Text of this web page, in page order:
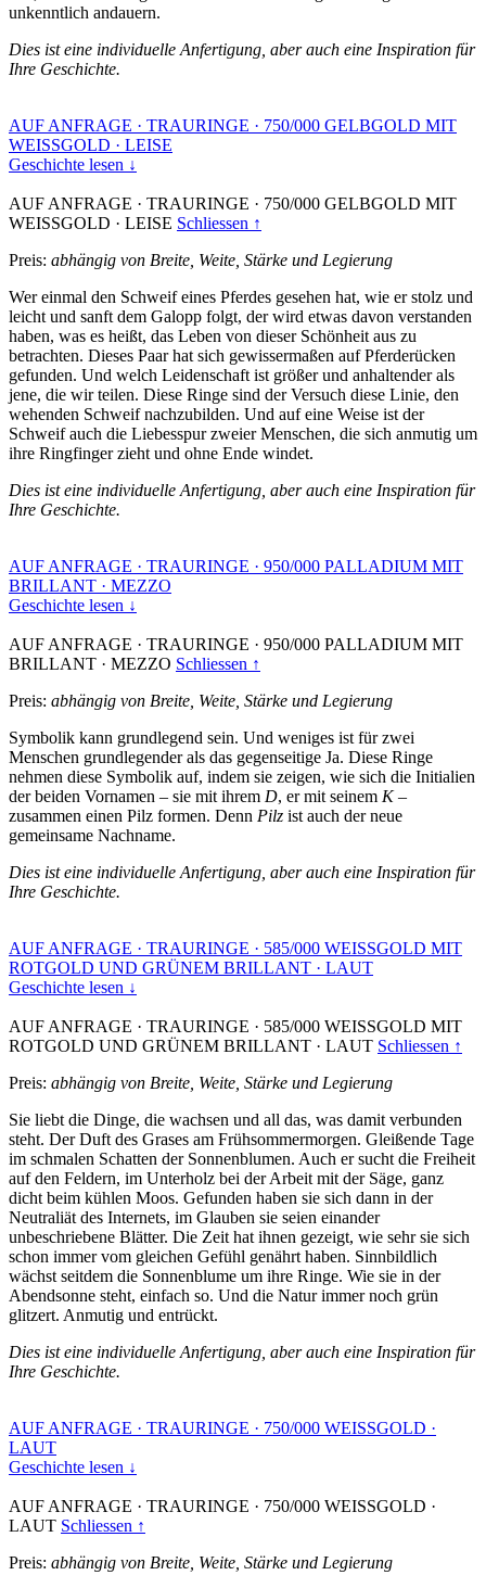
unkenntlich andauern.
Dies ist eine individuelle Anfertigung, aber auch eine Inspiration für
Ihre Geschichte.
AUF ANFRAGE · TRAURINGE · 750/000 GELBGOLD MIT
WEISSGOLD · LEISE
Geschichte lesen ↓
AUF ANFRAGE · TRAURINGE · 750/000 GELBGOLD MIT
WEISSGOLD · LEISE Schliessen ↑
Preis: abhängig von Breite, Weite, Stärke und Legierung
Wer einmal den Schweif eines Pferdes gesehen hat, wie er stolz und
leicht und sanft dem Galopp folgt, der wird etwas davon verstanden
haben, was es heißt, das Leben von dieser Schönheit aus zu
betrachten. Dieses Paar hat sich gewissermaßen auf Pferderücken
gefunden. Und welch Leidenschaft ist größer und anhaltender als
jene, die wir teilen. Diese Ringe sind der Versuch diese Linie, den
wehenden Schweif nachzubilden. Und auf eine Weise ist der
Schweif auch die Liebesspur zweier Menschen, die sich anmutig um
ihre Ringfinger zieht und ohne Ende windet.
Dies ist eine individuelle Anfertigung, aber auch eine Inspiration für
Ihre Geschichte.
AUF ANFRAGE · TRAURINGE · 950/000 PALLADIUM MIT
BRILLANT · MEZZO
Geschichte lesen ↓
AUF ANFRAGE · TRAURINGE · 950/000 PALLADIUM MIT
BRILLANT · MEZZO Schliessen ↑
Preis: abhängig von Breite, Weite, Stärke und Legierung
Symbolik kann grundlegend sein. Und weniges ist für zwei
Menschen grundlegender als das gegenseitige Ja. Diese Ringe
nehmen diese Symbolik auf, indem sie zeigen, wie sich die Initialien
der beiden Vornamen – sie mit ihrem D, er mit seinem K–
zusammen einen Pilz formen. Denn Pilz ist auch der neue
gemeinsame Nachname.
Dies ist eine individuelle Anfertigung, aber auch eine Inspiration für
Ihre Geschichte.
AUF ANFRAGE · TRAURINGE · 585/000 WEISSGOLD MIT
ROTGOLD UND GRÜNEM BRILLANT · LAUT
Geschichte lesen ↓
AUF ANFRAGE · TRAURINGE · 585/000 WEISSGOLD MIT
ROTGOLD UND GRÜNEM BRILLANT · LAUT Schliessen ↑
Preis: abhängig von Breite, Weite, Stärke und Legierung
Sie liebt die Dinge, die wachsen und all das, was damit verbunden
steht. Der Duft des Grases am Frühsommermorgen. Gleißende Tage
im schmalen Schatten der Sonnenblumen. Auch er sucht die Freiheit
auf den Feldern, im Unterholz bei der Arbeit mit der Säge, ganz
dicht beim kühlen Moos. Gefunden haben sie sich dann in der
Neutraliät des Internets, im Glauben sie seien einander
unbeschriebene Blätter. Die Zeit hat ihnen gezeigt, wie sehr sie sich
schon immer vom gleichen Gefühl genährt haben. Sinnbildlich
wächst seitdem die Sonnenblume um ihre Ringe. Wie sie in der
Abendsonne steht, einfach so. Und die Natur immer noch grün
glitzert. Anmutig und entrückt.
Dies ist eine individuelle Anfertigung, aber auch eine Inspiration für
Ihre Geschichte.
AUF ANFRAGE · TRAURINGE · 750/000 WEISSGOLD ·
LAUT
Geschichte lesen ↓
AUF ANFRAGE · TRAURINGE · 750/000 WEISSGOLD ·
LAUT Schliessen ↑
Preis: abhängig von Breite, Weite, Stärke und Legierung